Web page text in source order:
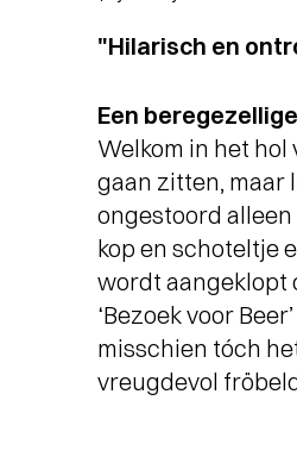
"Hilarisch en
Een
Welkom in het hol
gaan zitten, maar
ongestoord
kop en schoteltje
wordt aangeklopt
‘Bezoek voor
misschien tóch
vreugdevol